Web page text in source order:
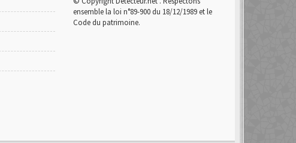
ensemble la loi n°89-900 du 18/12/1989 et le
Code du patrimoine.